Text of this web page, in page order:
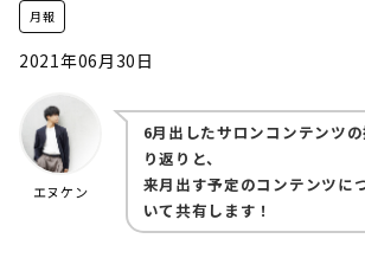
月報
2021年06月30日
エヌケン
6月出したサロンコンテンツの
り返りと、
来月出す予定のコンテンツに
いて共有します！